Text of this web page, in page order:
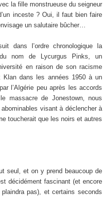
la fille monstrueuse du seigneur
inceste ? Oui, il faut bien faire
un salutaire bûcher…
dans l’ordre chronologique la
du nom de Lycurgus Pinks, un
en raison de son racisme
Klan dans les années 1950 à un
l’Algérie peu après les accords
massacre de Jonestown, nous
visant à déclencher à
toucherait que les noirs et autres
seul, et on y prend beaucoup de
décidément fascinant (et encore
pas), et certains seconds